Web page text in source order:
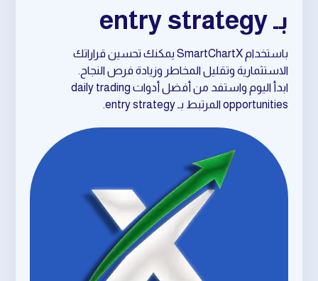
بـ entry strategy
باستخدام SmartChartX يمكنك تحسين قراراتك
الاستثمارية وتقليل المخاطر وزيادة فرص النجاح.
ابدأ اليوم واستفد من أفضل أدوات daily trading
opportunities المرتبط بـ entry strategy.